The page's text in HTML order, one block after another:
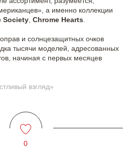
а именно коллекции
Society Chrome Hearts
и солнцезащитных очков
тысячи моделей, адресованных
начиная с первых месяцев
взгляд»
0